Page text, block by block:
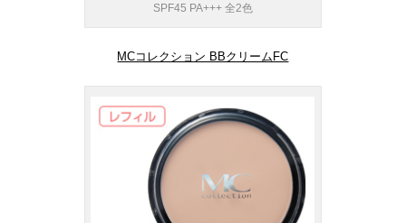
SPF45 PA+++ 全2色
MCコレクション BBクリームFC